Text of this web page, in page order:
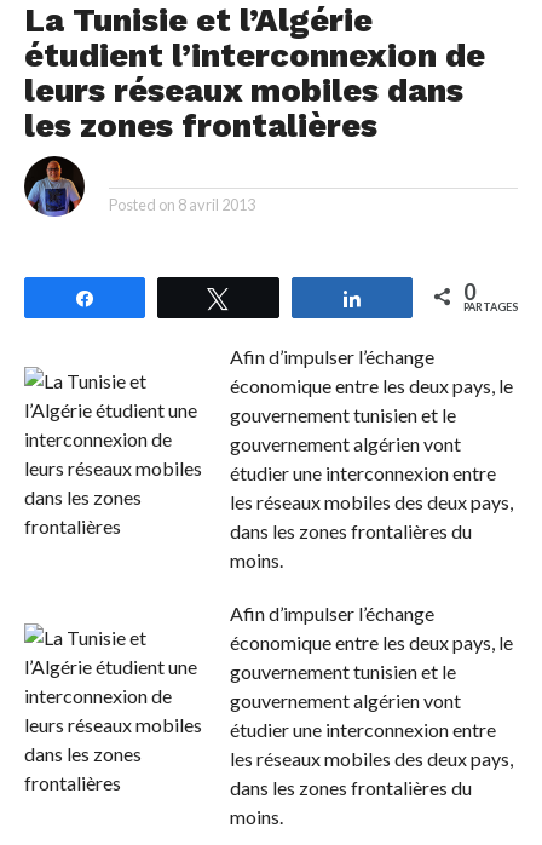
La Tunisie et l’Algérie
étudient l’interconnexion de
leurs réseaux mobiles dans
les zones frontalières
Posted on 8 avril 2013
Partagez 0
PARTAGES
Afin d’impulser l’échange
économique entre les deux pays, le
gouvernement tunisien et le
gouvernement algérien vont
étudier une interconnexion entre
les réseaux mobiles des deux pays,
dans les zones frontalières du
moins.
Afin d’impulser l’échange
économique entre les deux pays, le
gouvernement tunisien et le
gouvernement algérien vont
étudier une interconnexion entre
les réseaux mobiles des deux pays,
dans les zones frontalières du
moins.